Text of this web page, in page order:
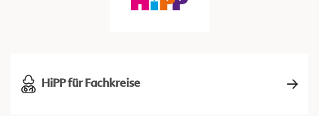
HiPP für Fachkreise